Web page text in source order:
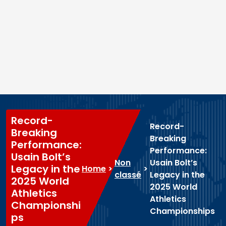
Record-
Breaking
Performance:
Usain Bolt’s
Legacy in the
2025 World
Athletics
Championshi
ps
Home >
Non
classé
>
Record-
Breaking
Performance:
Usain Bolt’s
Legacy in the
2025 World
Athletics
Championships